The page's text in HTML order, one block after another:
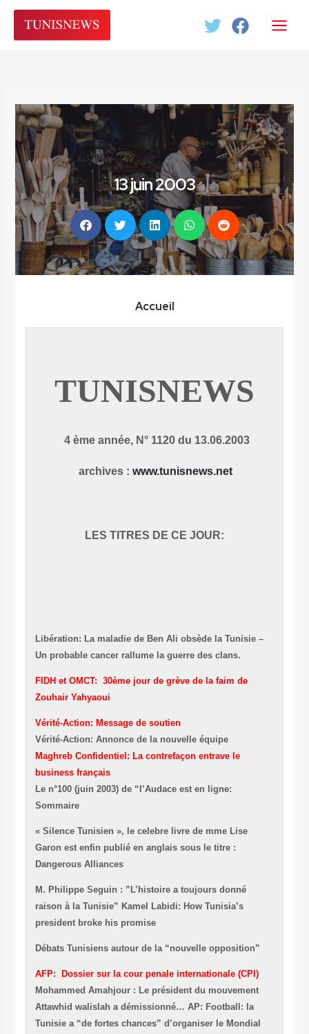
Aller
contenu
13 juin 2003
Accueil
TUNISNEWS
4 ème année, N° 1120 du 13.06.2003
archives :www.tunisnews.net
LES TITRES DE CE JOUR:
Libération: La maladie de Ben Ali obsède la Tunisie –
Un probable cancer rallume la guerre des clans.
FIDH et OMCT: 30ème jour de grève de la faim de
Zouhair Yahyaoui
Vérité-Action: Message de soutien
Vérité-Action: Annonce de la nouvelle équipe
Maghreb Confidentiel: La contrefaçon entrave le
business français
Le n°100 (juin 2003) de “l’Audace est en ligne:
Sommaire
« Silence Tunisien », le celebre livre de mme Lise
Garon est enfin publié en anglais sous le titre :
Dangerous Alliances
M. Philippe Seguin : ”L’histoire a toujours donné
raison à la Tunisie” Kamel Labidi: How Tunisia’s
president broke his promise
Débats Tunisiens autour de la “nouvelle opposition”
AFP: Dossier sur la cour penale internationale (CPI)
Mohammed Amahjour : Le président du mouvement
Attawhid walislah a démissionné… AP: Football: la
Tunisie a “de fortes chances” d’organiser le Mondial